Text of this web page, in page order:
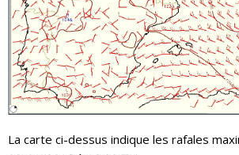
La carte ci-dessus indique les rafales